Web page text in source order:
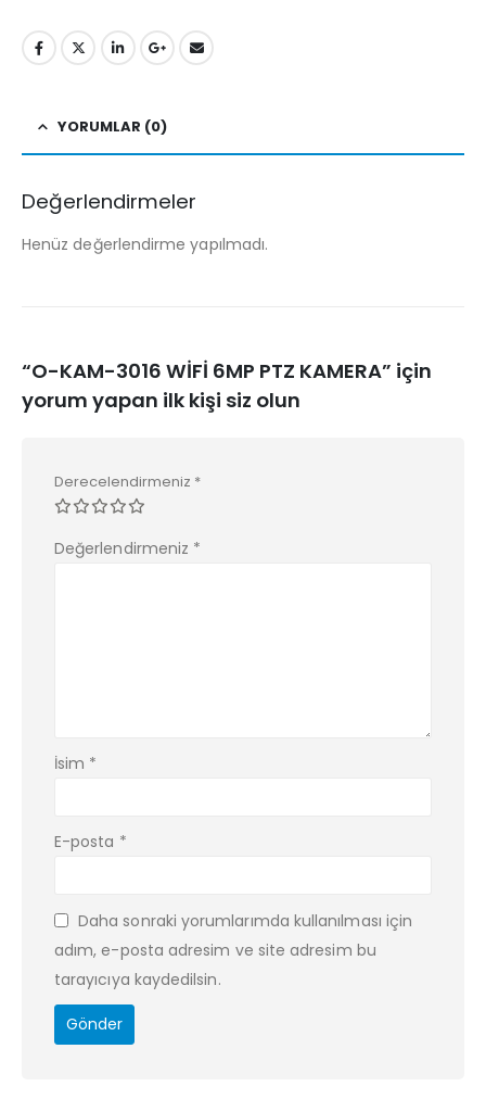
YORUMLAR (0)
Değerlendirmeler
Henüz değerlendirme yapılmadı.
“O-KAM-3016 WİFİ 6MP PTZ KAMERA” için
yorum yapan ilk kişi siz olun
Derecelendirmeniz *
Değerlendirmeniz *
İsim *
E-posta *
Daha sonraki yorumlarımda kullanılması için
adım, e-posta adresim ve site adresim bu
tarayıcıya kaydedilsin.